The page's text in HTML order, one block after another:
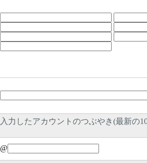
入力したアカウントのつぶやき(最新の
@